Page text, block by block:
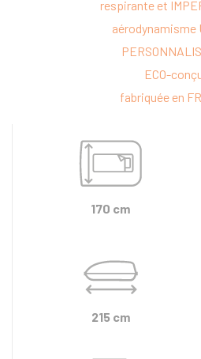
respirante et
aérodynamisme
ECO-
fabriquée en
170 cm
215 cm